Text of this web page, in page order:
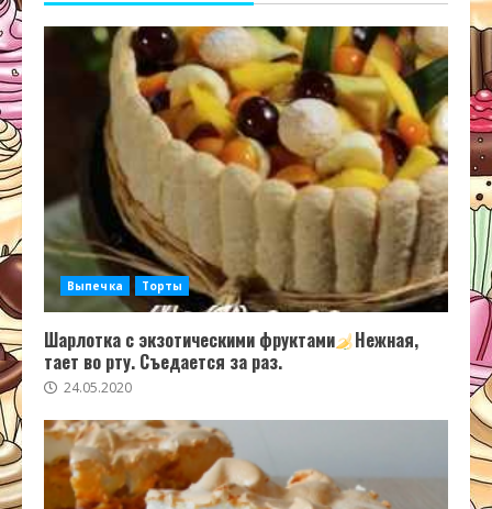
Выпечка Торты
Шарлотка с экзотическими фруктами
Нежная,
тает во рту. Съедается за раз.
24.05.2020